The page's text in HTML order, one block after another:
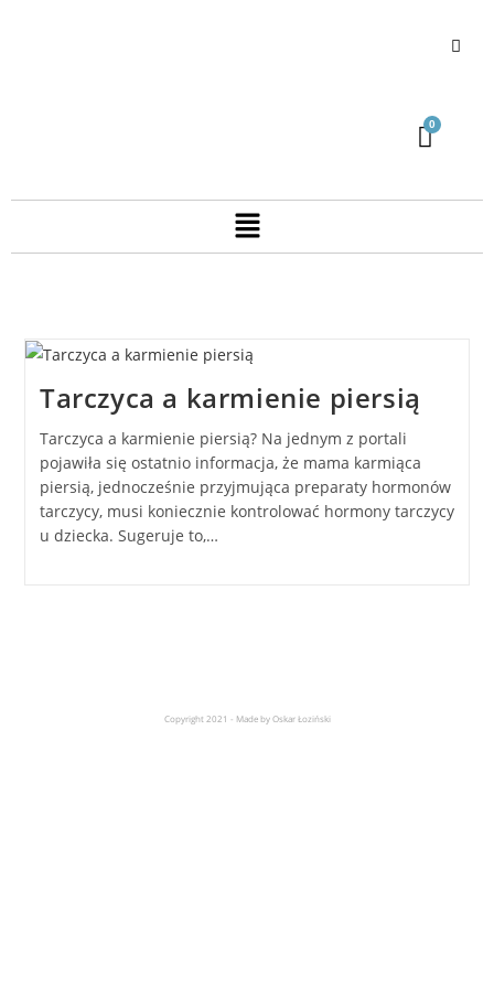
Tarczyca a karmienie piersią
Tarczyca a karmienie piersią? Na jednym z portali
pojawiła się ostatnio informacja, że mama karmiąca
piersią, jednocześnie przyjmująca preparaty hormonów
tarczycy, musi koniecznie kontrolować hormony tarczycy
u dziecka. Sugeruje to,…
Copyright 2021 - Made by Oskar Łoziński